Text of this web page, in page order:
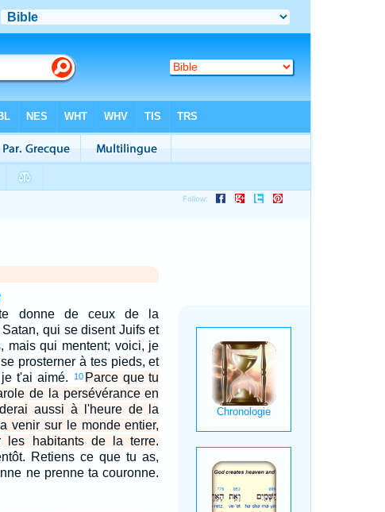
donne de ceux de la
qui se disent Juifs et
mais qui mentent; voici, je
prosterner à tes pieds, et
t'ai aimé.
10 Parce que tu
de la persévérance en
aussi à l'heure de la
venir sur le monde entier,
les habitants de la terre.
Retiens ce que tu as,
ne prenne ta couronne.